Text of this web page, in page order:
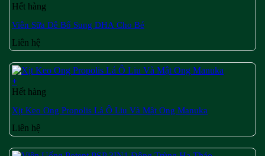
Hết hàng
Viên Sữa Dê Bổ Sung DHA Cho Bé
Liên hệ
+
Hết hàng
Xịt Keo Ong Propolis Lá Ô Liu Và Mật Ong Manuka
Liên hệ